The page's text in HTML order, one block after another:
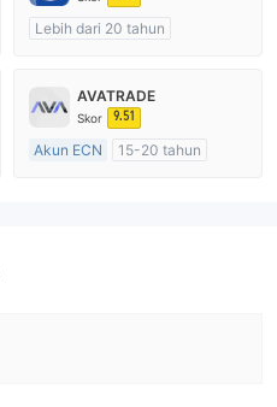
Lebih dari 20 tahun
Lisensi Penuh MT4
AVATRADE
Skor 9.51
Akun ECN
15-20 tahun